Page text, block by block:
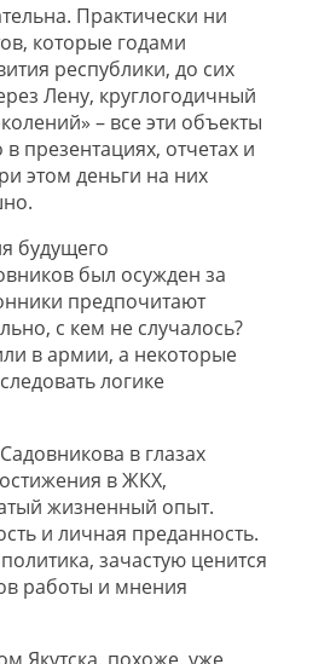
Практически ни
которые годами
республики, до сих
Лену, круглогодичный
– все эти объекты
презентациях, отчетах и
этом деньги на них
будущего
был осужден за
предпочитают
с кем не случалось?
в армии, а некоторые
логике
в глазах
в ЖКХ,
жизненный опыт.
и личная преданность.
зачастую ценится
работы и мнения